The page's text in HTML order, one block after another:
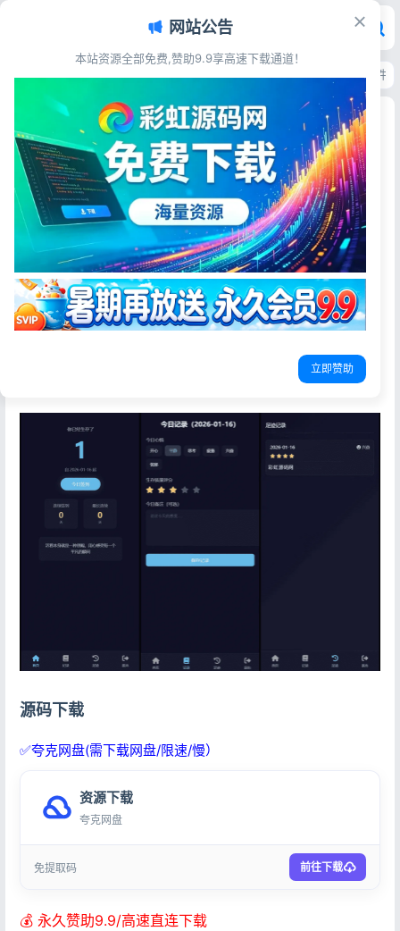
首页>源码资源>其他源码>生存签到系统源码 自带管理后台支持短信邮件
生存签到系统源码 自带管理后台支持短信邮件推送
配置
彩虹源码网
2026-06-17 8阅读
源码简介
完整生存签到系统源码，配备独立管理后台，可自由配置短
信与邮件通知参数，自定义签到规则与奖励机制，源码完整
可用，上手简单，快速搭建打卡签到运营平台。
源码下载
✅夸克网盘(需下载网盘/限速/慢）
资源下载
夸克网盘
免提取码 前往下载
💰 永久赞助9.9/高速直连下载
网站公告
本站资源全部免费,赞助9.9享高速下载通道！
立即赞助